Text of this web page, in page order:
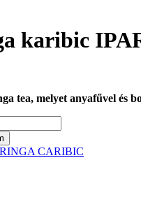
karibic
tea, melyet anyafűvel és
CARIBIC